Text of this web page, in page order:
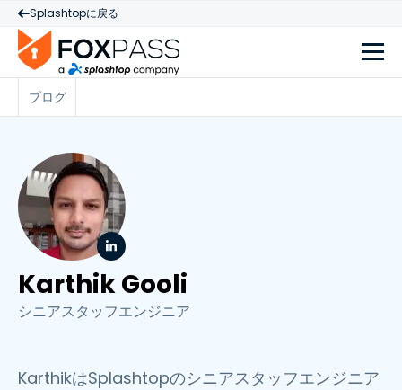
Splashtopに戻る
ブログ
Karthik Gooli
シニアスタッフエンジニア
KarthikはSplashtopのシニアスタッフエンジニア